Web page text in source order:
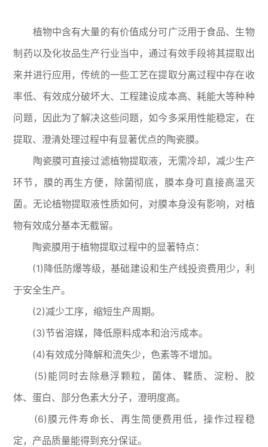
植物中含有大量的有价值成分可广泛用于食品、生物
制药以及化妆品生产行业当中，通过有效手段将其提取出
来并进行应用，传统的一些工艺在提取分离过程中存在收
率低、有效成分破坏大、工程建设成本高、耗能大等种种
问题，因此为了解决这些问题，如今多采用性能稳定，在
提取、澄清处理过程中有显著优点的陶瓷膜。
陶瓷膜可直接过滤植物提取液，无需冷却，减少生产
环节，膜的再生方便，除菌彻底，膜本身可直接高温灭
菌。无论植物提取液性质如何，对膜本身没有影响，对植
物有效成分基本无截留。
陶瓷膜用于植物提取过程中的显著特点：
(1)降低防爆等级，基础建设和生产线投资费用少，利
于安全生产。
(2)减少工序，缩短生产周期。
(3)节省溶媒，降低原料成本和治污成本。
(4)有效成分降解和流失少，色素等不增加。
(5)能同时去除悬浮颗粒，菌体、鞣质、淀粉、胶
体、蛋白、部分色素大分子，澄明度高。
(6)膜元件寿命长、再生简便费用低，操作过程稳
定，产品质量能得到充分保证。